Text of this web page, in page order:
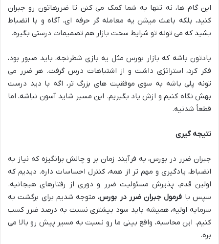
این گام ها، نه تنها به شما کمک می کنن تا ضررهاتون رو جبران
کنید، بلکه باعث میشن یه معامله گر حرفه ای، آگاه و با انضباط
بشید که می تونه تو شرایط سخت بازار هم تصمیمات درستی بگیره.
یادتون باشه که بازار بورس مثل یه بازی شطرنجه، باید صبور بود،
فکر کرد، استراتژی داشت و از اشتباهات درس گرفت. هر ضرر می
تونه پلی باشه به سوی موفقیت های بزرگ تر، اگه با دید درست
بهش نگاه کنیم و ازش یاد بگیریم. این مسیر شاید آسون نباشه، اما
قطعاً شدنیه.
نتیجه گیری
جبران ضرر در بورس، یه فرآیند زمان بر و چالش برانگیزه که نیاز به
انضباط، یادگیری و مهم تر از همه، کنترل احساسات داره. دیدیم که
اولین قدم، پذیرش مسئولیت ضرر و دوری از رفتارهای هیجانیه.
سپس با فرمول جبران ضرر در بورس، متوجه شدیم برای برگشت به
سرمایه اولیه، همیشه باید سود بیشتری نسبت به درصد ضرر کسب
کنیم. این محاسبه، واقع بینی ما رو نسبت به مسیر پیش رو بالا می
بره.